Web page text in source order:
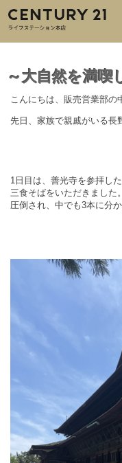
～大自然を満喫
こんにちは、販売営業部の
先日、家族で親戚がいる長
1 日目は、善光寺を参拝し
三食そばをいただきました
圧倒され、中でも3本に分